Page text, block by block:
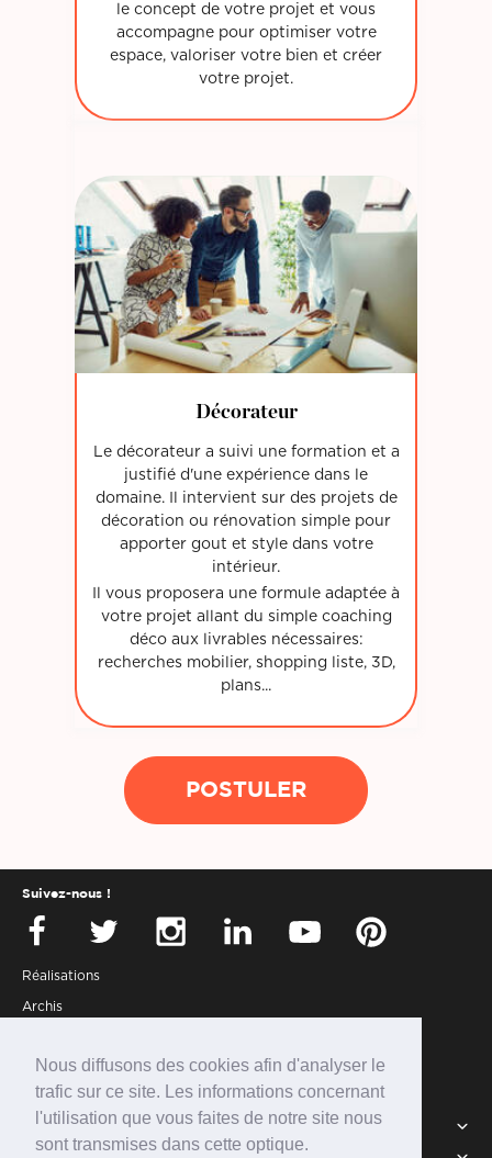
Nous diffusons des cookies afin d'analyser le
trafic sur ce site. Les informations concernant
l'utilisation que vous faites de notre site nous
sont transmises dans cette optique.
le concept de votre projet et vous
accompagne pour optimiser votre
espace, valoriser votre bien et créer
votre projet.
Décorateur
Le décorateur a suivi une formation et a
justifié d'une expérience dans le
domaine. Il intervient sur des projets de
décoration ou rénovation simple pour
apporter gout et style dans votre
intérieur.
Il vous proposera une formule adaptée à
votre projet allant du simple coaching
déco aux livrables nécessaires:
recherches mobilier, shopping liste, 3D,
plans...
POSTULER
Réalisations
Archis
Partenaires
Connexion
Suivez-nous !